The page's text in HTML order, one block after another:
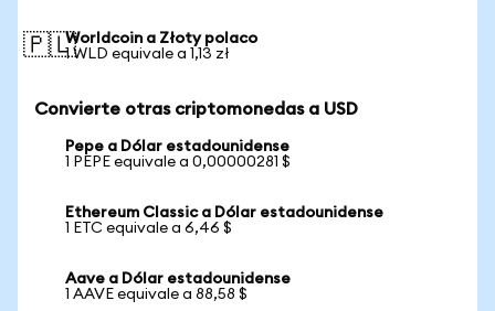
🇵🇱Worldcoin a Złoty polaco
1 WLD equivale a 1,13 zł
Convierte otras criptomonedas a USD
Pepe a Dólar estadounidense
1 PEPE equivale a 0,00000281 $
Ethereum Classic a Dólar estadounidense
1 ETC equivale a 6,46 $
Aave a Dólar estadounidense
1 AAVE equivale a 88,58 $